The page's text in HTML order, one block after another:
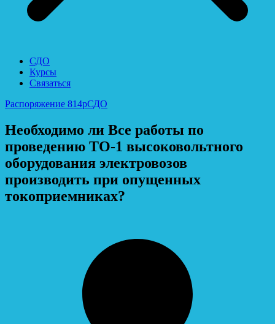
СДО
Курсы
Связаться
Распоряжение 814рСДО
Необходимо ли Все работы по
проведению ТО-1 высоковольтного
оборудования электровозов
производить при опущенных
токоприемниках?